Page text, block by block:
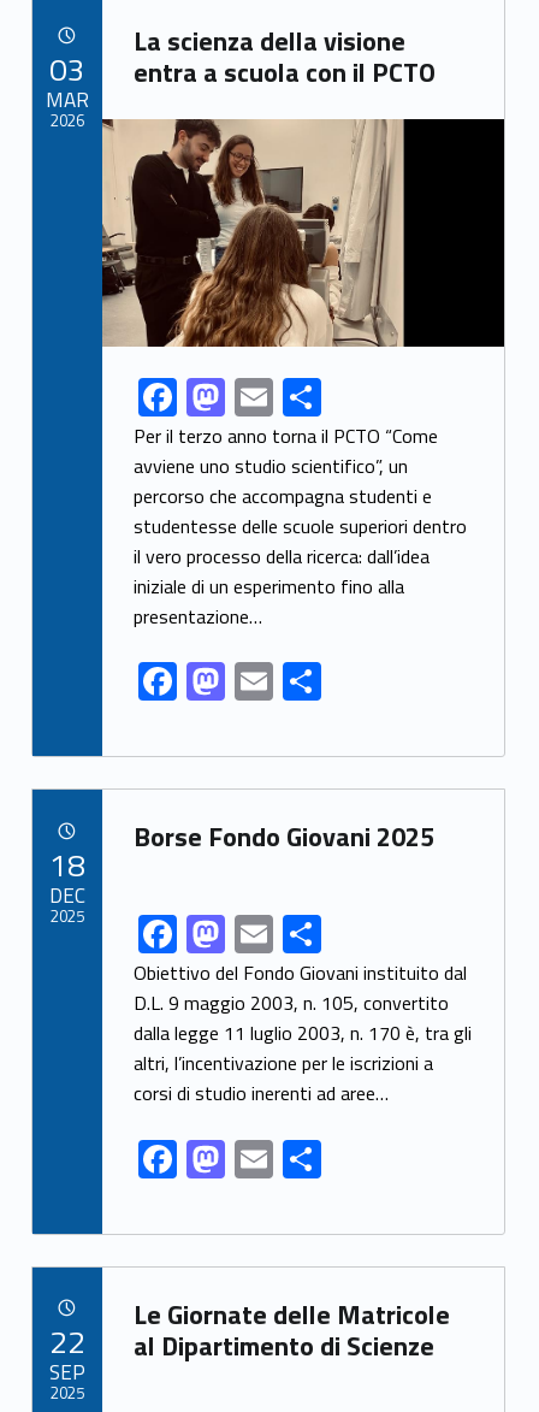
o
o
k
o
n
Link identifier archive #link-archive-57750
La scienza della visione
entra a scuola con il PCTO
Link identifier archive #link-archive-thumb-soap-48518
Link identifier share facebook archive #share-link-archive-72083F
ac
e
b
o
o
k
M
as
to
d
o
n
E
m
ai
l
S
h
ar
e
Per il terzo anno torna il PCTO “Come
avviene uno studio scientifico”, un
percorso che accompagna studenti e
studentesse delle scuole superiori dentro
il vero processo della ricerca: dall’idea
iniziale di un esperimento fino alla
presentazione…
F
ac
e
b
o
k
M
as
to
d
o
E
m
ai
l
S
ar
e
03
MAR
2026
Link identifier archive #link-archive-38497
Borse Fondo Giovani 2025
Link identifier share facebook archive #share-link-archive-25815F
ac
e
b
o
o
k
M
as
to
d
o
n
E
m
ai
l
S
h
ar
e
Obiettivo del Fondo Giovani instituito dal
D.L. 9 maggio 2003, n. 105, convertito
dalla legge 11 luglio 2003, n. 170 è, tra gli
altri, l’incentivazione per le iscrizioni a
corsi di studio inerenti ad aree…
F
ac
e
b
o
o
M
as
to
d
o
n
E
m
ai
l
S
ar
e
18
DEC
2025
Link identifier archive #link-archive-82073
Le Giornate delle Matricole
al Dipartimento di Scienze
22
SEP
2025